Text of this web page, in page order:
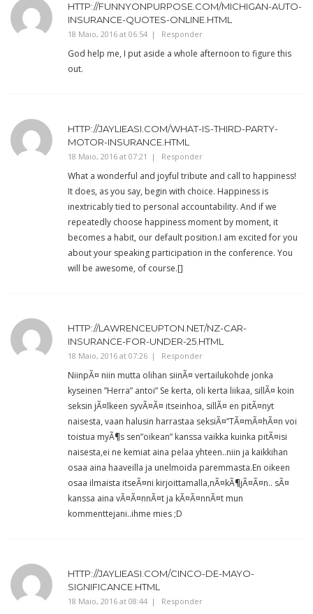
HTTP://FUNNYONPURPOSE.COM/MICHIGAN-AUTO-
INSURANCE-QUOTES-ONLINE.HTML
18 Maio, 2016 at 06:54 Responder
God help me, I put aside a whole afternoon to figure this
out.
HTTP://JAYLIEASI.COM/WHAT-IS-THIRD-PARTY-
MOTOR-INSURANCE.HTML
18 Maio, 2016 at 07:21 Responder
What a wonderful and joyful tribute and call to happiness!
It does, as you say, begin with choice. Happiness is
inextricably tied to personal accountability. And if we
repeatedly choose happiness moment by moment, it
becomes a habit, our default position.I am excited for you
about your speaking participation in the conference. You
will be awesome, of course.[]
HTTP://LAWRENCEUPTON.NET/NZ-CAR-
INSURANCE-FOR-UNDER-25.HTML
18 Maio, 2016 at 07:26 Responder
NiinpÃ¤ niin mutta olihan siinÃ¤ vertailukohde jonka
kyseinen ”Herra” antoi” Se kerta, oli kerta liikaa, sillÃ¤ koin
seksin jÃ¤lkeen syvÃ¤Ã¤ itseinhoa, sillÃ¤ en pitÃ¤nyt
naisesta, vaan halusin harrastaa seksiÃ¤”TÃ¤mÃ¤hÃ¤n voi
toistua myÃ¶s sen”oikean” kanssa vaikka kuinka pitÃ¤isi
naisesta,ei ne kemiat aina pelaa yhteen..niin ja kaikkihan
osaa aina haaveilla ja unelmoida paremmasta.En oikeen
osaa ilmaista itseÃ¤ni kirjoittamalla,nÃ¤kÃ¶jÃ¤Ã¤n.. sÃ¤
kanssa aina vÃ¤Ã¤nnÃ¤t ja kÃ¤Ã¤nnÃ¤t mun
kommenttejani..ihme mies ;D
HTTP://JAYLIEASI.COM/CINCO-DE-MAYO-
SIGNIFICANCE.HTML
18 Maio, 2016 at 08:44 Responder